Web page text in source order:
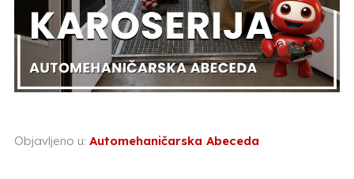
Objavljeno u: Automehaničarska Abeceda